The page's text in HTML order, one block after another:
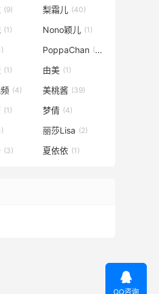
(9) 梨霜儿 (40)
(1) Nono颖儿 (1)
PoppaChan (102)
(1) 由美 (1)
(4) 美桃酱 (39)
(1) 梦倩 (4)
丽莎Lisa (2)
(3) 夏依依 (1)

QQ咨询